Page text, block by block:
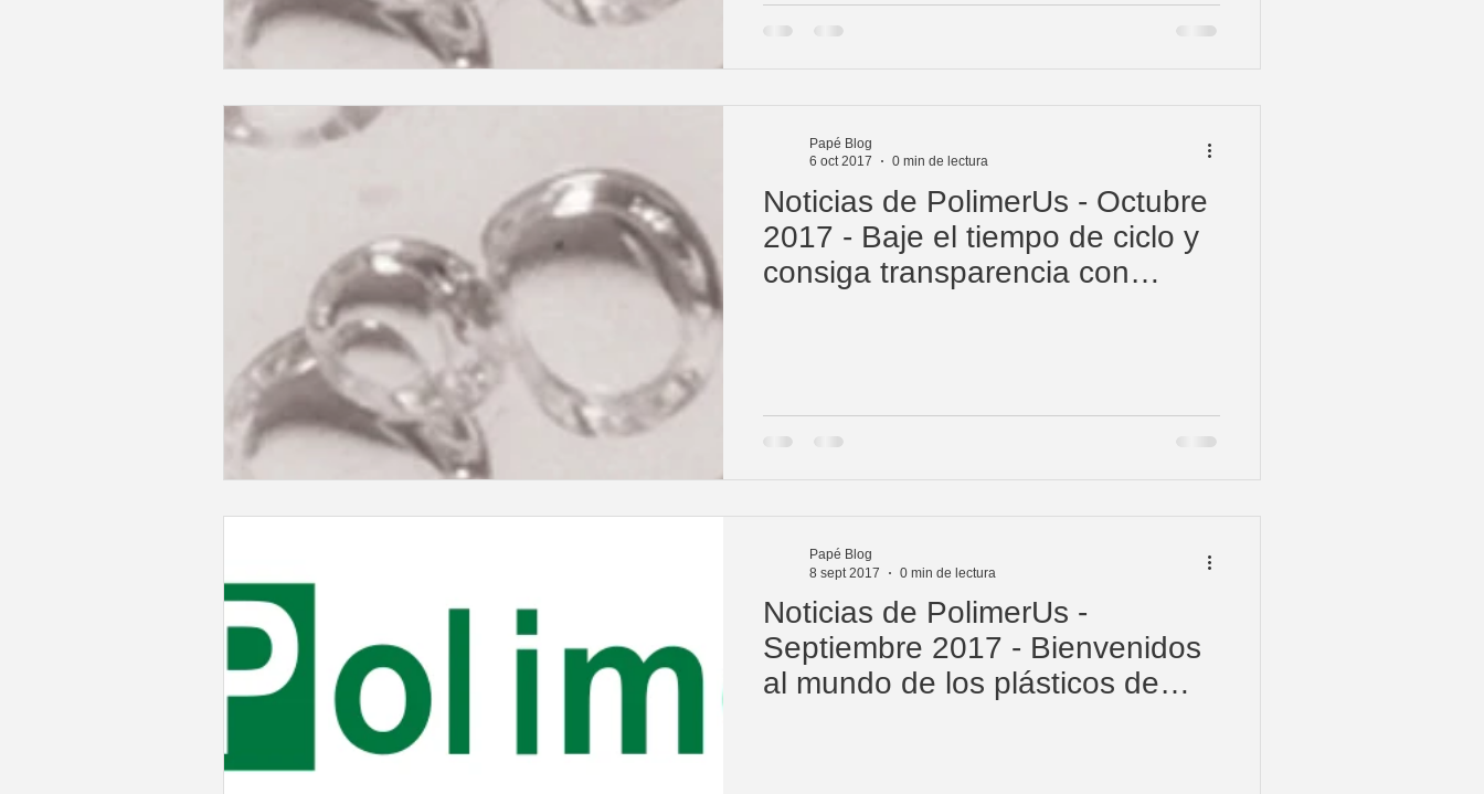
Noticias de PolimerUs - Octubre
2017 - Baje el tiempo de ciclo y
consiga transparencia con
Papé Blog
6 oct 2017
0 min de lectura
Noticias de PolimerUs -
Septiembre 2017 - Bienvenidos
al mundo de los plásticos de
Papé Blog
8 sept 2017
0 min de lectura